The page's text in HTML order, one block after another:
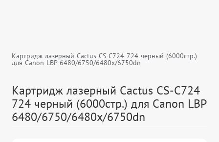
Картридж лазерный Cactus CS-C724 724 черный (6000стр.)
для Canon LBP 6480/6750/6480x/6750dn
Картридж лазерный Cactus CS-C724
724 черный (6000стр.) для Canon LBP
6480/6750/6480x/6750dn